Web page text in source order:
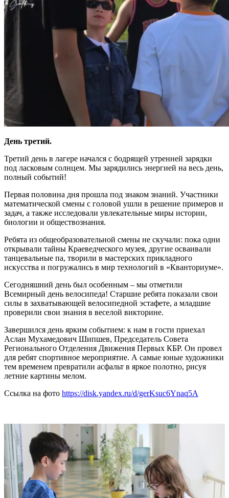
День третий.
Третий день в лагере начался с бодрящей утренней зарядки
под ласковым солнцем. Мы зарядились энергией на весь день,
полный событий!
Первая половина дня прошла под знаком знаний. Участники
математической смены с головой ушли в решение примеров и
задач, а также исследовали увлекательные миры истории,
биологии и обществознания.
Ребята из общеобразовательной смены не скучали: пока одни
открывали тайны Краеведческого музея, другие осваивали
танцевальные па, творили в мастерских прикладного
искусства и погружались в мир технологий в «Кванториуме».
Сегодняшний день был особенным – мы отметили
Всемирный день велосипеда! Старшие ребята показали свои
силы в захватывающей велосипедной эстафете, а младшие
проверили свои знания в веселой викторине.
Завершился день ярким событием: к нам в гости приехал
Аслан Мухамедович Шипшев, Председатель Совета
Регионального Отделения Движения Первых КБР. Он провел
для ребят спортивное мероприятие. А самые юные художники
тем временем превратили асфальт в яркое полотно, рисуя
летние картины мелом.
Ссылка на фото https://disk.yandex.ru/d/gerKsuc6Ynaq5A